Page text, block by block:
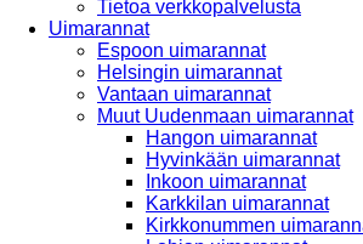
Tietoa verkkopalvelusta
Uimarannat
Espoon uimarannat
Helsingin uimarannat
Vantaan uimarannat
Muut Uudenmaan uimarannat
Hangon uimarannat
Hyvinkään uimarannat
Inkoon uimarannat
Karkkilan uimarannat
Kirkkonummen